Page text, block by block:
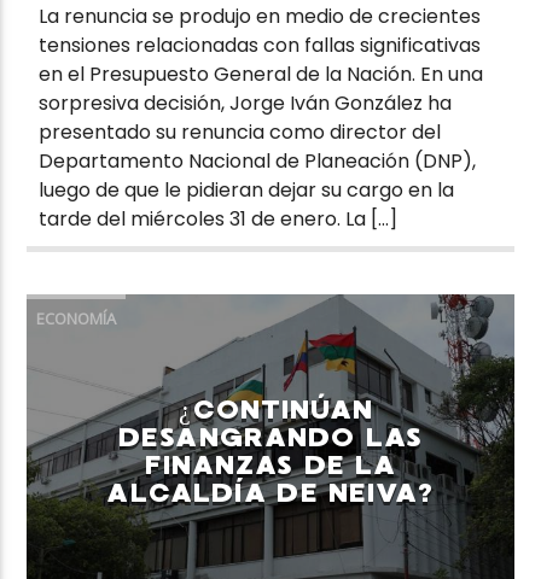
La renuncia se produjo en medio de crecientes
tensiones relacionadas con fallas significativas
en el Presupuesto General de la Nación. En una
sorpresiva decisión, Jorge Iván González ha
presentado su renuncia como director del
Departamento Nacional de Planeación (DNP),
luego de que le pidieran dejar su cargo en la
tarde del miércoles 31 de enero. La […]
ECONOMÍA
¿CONTINÚAN
DESANGRANDO LAS
FINANZAS DE LA
ALCALDÍA DE NEIVA?